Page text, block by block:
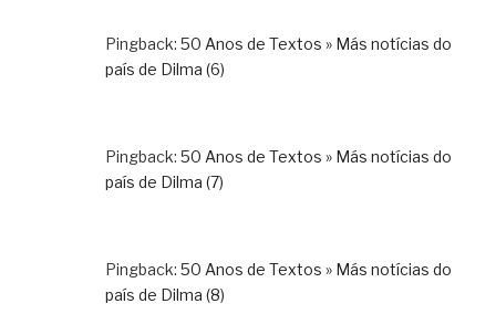
Pingback: 50 Anos de Textos » Más notícias do
país de Dilma (6)
Pingback: 50 Anos de Textos » Más notícias do
país de Dilma (7)
Pingback: 50 Anos de Textos » Más notícias do
país de Dilma (8)